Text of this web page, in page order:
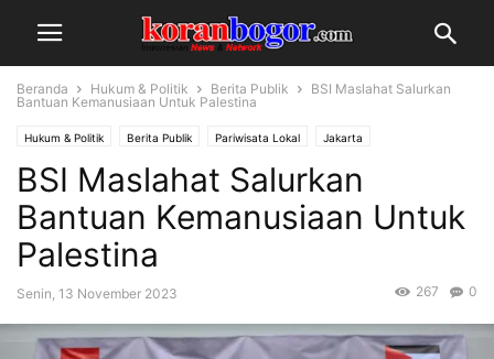
Beranda Hukum & Politik Berita Publik
BSI Maslahat Salurkan
Bantuan Kemanusiaan Untuk Palestina
Hukum & Politik Berita Publik Pariwisata Lokal Jakarta
BSI Maslahat Salurkan
Bantuan Kemanusiaan Untuk
Palestina
Senin, 13 November 2023 0
267